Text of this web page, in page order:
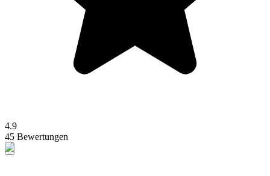
4.9
45 Bewertungen